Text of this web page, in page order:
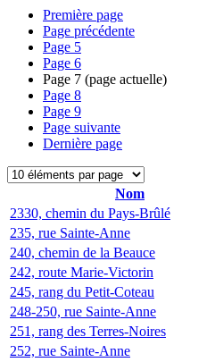
Première page
Page précédente
Page 5
Page 6
Page 7 (page actuelle)
Page 8
Page 9
Page suivante
Dernière page
Nom
2330, chemin du Pays-Brûlé
235, rue Sainte-Anne
240, chemin de la Beauce
242, route Marie-Victorin
245, rang du Petit-Coteau
248-250, rue Sainte-Anne
251, rang des Terres-Noires
252, rue Sainte-Anne